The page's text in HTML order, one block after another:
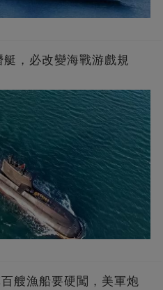
，必改變海戰游戲規
艘漁船要硬闖，美軍炮